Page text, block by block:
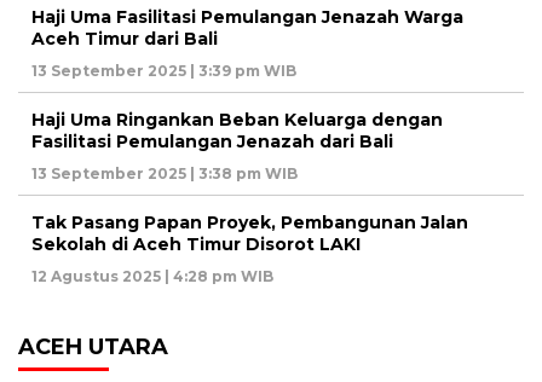
Haji Uma Fasilitasi Pemulangan Jenazah Warga
Aceh Timur dari Bali
13 September 2025 | 3:39 pm WIB
Haji Uma Ringankan Beban Keluarga dengan
Fasilitasi Pemulangan Jenazah dari Bali
13 September 2025 | 3:38 pm WIB
Tak Pasang Papan Proyek, Pembangunan Jalan
Sekolah di Aceh Timur Disorot LAKI
12 Agustus 2025 | 4:28 pm WIB
ACEH UTARA